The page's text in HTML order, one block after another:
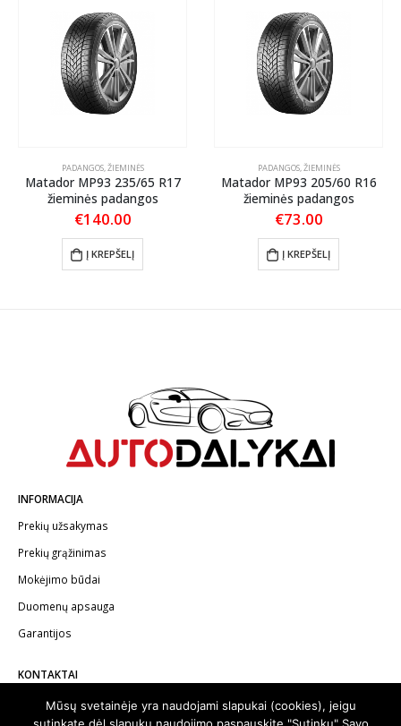
PADANGOS,ŽIEMINĖS
Matador MP93 235/65 R17
žieminės padangos
€140.00
Į KREPŠELĮ
PADANGOS,ŽIEMINĖS
Matador MP93 205/60 R16
žieminės padangos
€73.00
Į KREPŠELĮ
INFORMACIJA
Prekių užsakymas
Prekių grąžinimas
Mokėjimo būdai
Duomenų apsauga
Garantijos
KONTAKTAI
Telefonas:+370 602 62622
Mūsų svetainėje yra naudojami slapukai (cookies), jeigu